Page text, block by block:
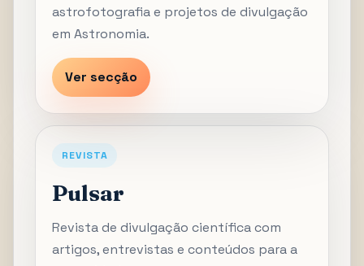
astrofotografia e projetos de divulgação
em Astronomia.
Ver secção
REVISTA
Pulsar
Revista de divulgação científica com
artigos, entrevistas e conteúdos para a